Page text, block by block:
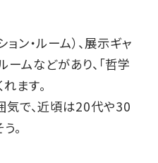
ン・ルーム）、展示ギャ
ームなどがあり、「哲学
ます。
気で、近頃は20代や30
。